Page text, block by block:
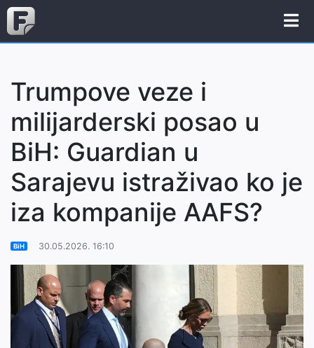
Trumpove veze i
milijarderski posao u
BiH: Guardian u
Sarajevu istraživao ko je
iza kompanije AAFS?
BiH 30.05.2026. 16:10